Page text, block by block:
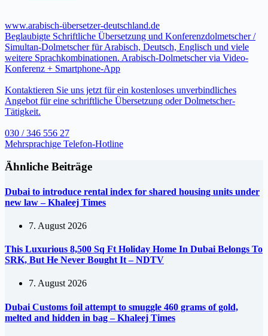
www.arabisch-übersetzer-deutschland.de
Beglaubigte Schriftliche Übersetzung und Konferenzdolmetscher /
Simultan-Dolmetscher für Arabisch, Deutsch, Englisch und viele
weitere Sprachkombinationen. Arabisch-Dolmetscher via Video-
Konferenz + Smartphone-App
Kontaktieren Sie uns jetzt für ein kostenloses unverbindliches
Angebot für eine schriftliche Übersetzung oder Dolmetscher-
Tätigkeit.
030 / 346 556 27
Mehrsprachige Telefon-Hotline
Ähnliche Beiträge
Dubai to introduce rental index for shared housing units under
new law – Khaleej Times
7. August 2026
This Luxurious 8,500 Sq Ft Holiday Home In Dubai Belongs To
SRK, But He Never Bought It – NDTV
7. August 2026
Dubai Customs foil attempt to smuggle 460 grams of gold,
melted and hidden in bag – Khaleej Times